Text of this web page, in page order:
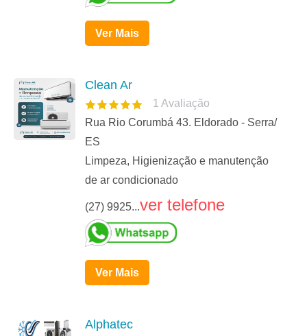
Ver Mais
Clean Ar
1 Avaliação
Rua Rio Corumbá 43. Eldorado - Serra/
ES
Limpeza, Higienização e manutenção
de ar condicionado
(27) 9925...ver telefone
Ver Mais
Alphatec